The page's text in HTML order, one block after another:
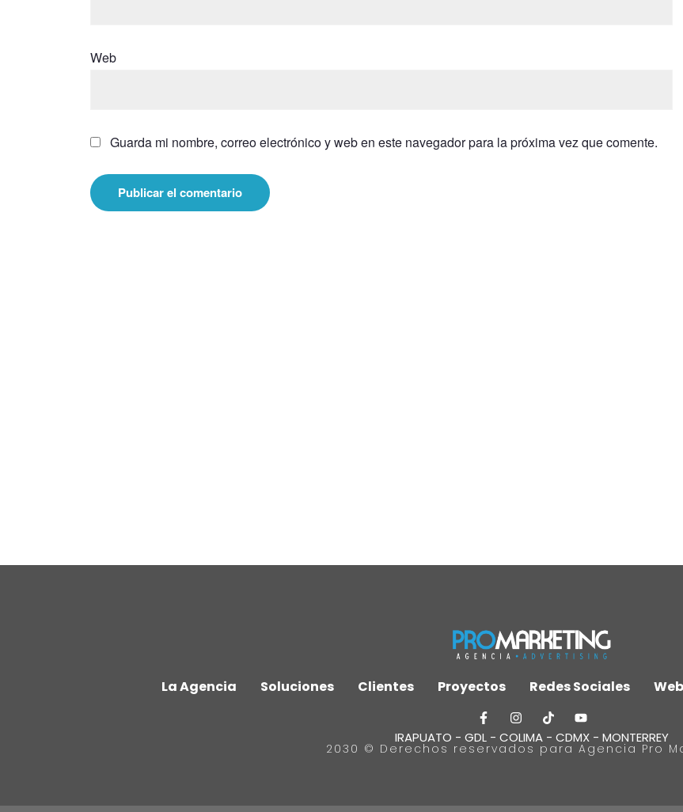
Web
Guarda mi nombre, correo electrónico y web en este navegador para la próxima vez que comente.
La Agencia Soluciones Clientes Proyectos Redes Sociales Web
IRAPUATO - GDL - COLIMA - CDMX - MONTERREY
2030 © Derechos reservados para Agencia Pro